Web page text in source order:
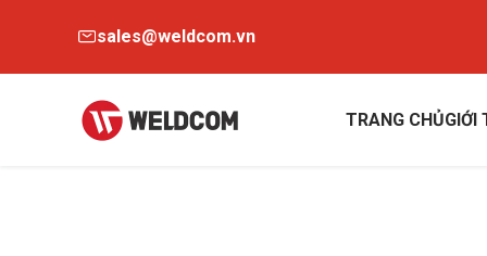
sales@weldcom.vn
TRANG CHỦGIỚI